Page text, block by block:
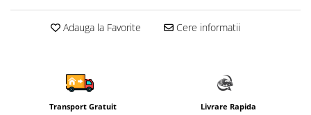
Sapun & Gel de dus copii
Ulei de corp copii
Arme de jucarie
Ateliere si bancuri de lucru
Adauga la Favorite Cere informatii
Transport Gratuit Livrare Rapida